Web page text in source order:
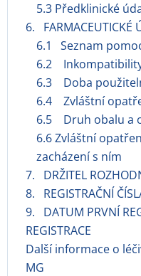
5.3 Předklinické
6. FARMACEUTICKÉ
6.1 Seznam
6.2
6.3 Doba
6.4 Zvláštní
6.5 Druh obalu a
6.6 Zvláštní
zacházení s ním
7. DRŽITEL
8. REGISTRAČNÍ
9. DATUM PRVNÍ
REGISTRACE
Další informace o
MG